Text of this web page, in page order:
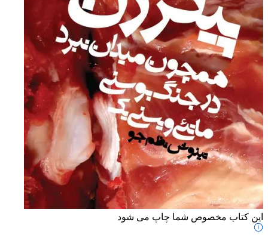
این کتاب مخصوص شما چاپ می شود